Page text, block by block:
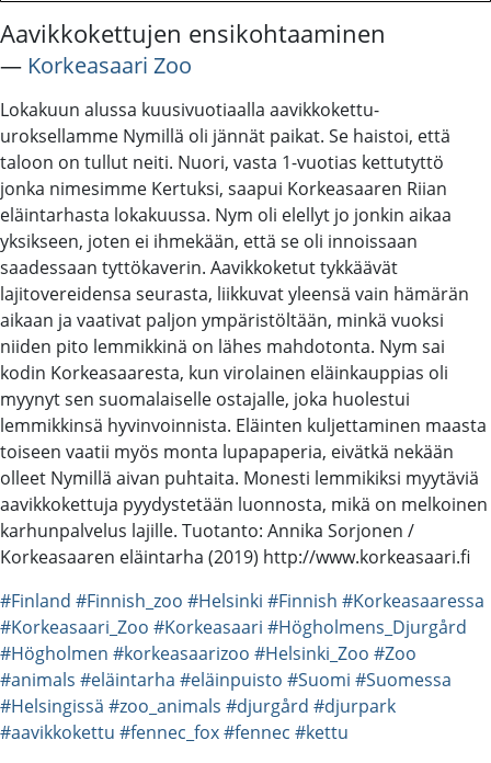
Aavikkokettujen ensikohtaaminen
― Korkeasaari Zoo
Lokakuun alussa kuusivuotiaalla aavikkokettu-
uroksellamme Nymillä oli jännät paikat. Se haistoi, että
taloon on tullut neiti. Nuori, vasta 1-vuotias kettutyttö
jonka nimesimme Kertuksi, saapui Korkeasaaren Riian
eläintarhasta lokakuussa. Nym oli elellyt jo jonkin aikaa
yksikseen, joten ei ihmekään, että se oli innoissaan
saadessaan tyttökaverin. Aavikkoketut tykkäävät
lajitovereidensa seurasta, liikkuvat yleensä vain hämärän
aikaan ja vaativat paljon ympäristöltään, minkä vuoksi
niiden pito lemmikkinä on lähes mahdotonta. Nym sai
kodin Korkeasaaresta, kun virolainen eläinkauppias oli
myynyt sen suomalaiselle ostajalle, joka huolestui
lemmikkinsä hyvinvoinnista. Eläinten kuljettaminen maasta
toiseen vaatii myös monta lupapaperia, eivätkä nekään
olleet Nymillä aivan puhtaita. Monesti lemmikiksi myytäviä
aavikkokettuja pyydystetään luonnosta, mikä on melkoinen
karhunpalvelus lajille. Tuotanto: Annika Sorjonen /
Korkeasaaren eläintarha (2019) http://www.korkeasaari.fi
#Finland #Finnish_zoo #Helsinki #Finnish #Korkeasaaressa
#Korkeasaari_Zoo #Korkeasaari #Högholmens_Djurgård
#Högholmen #korkeasaarizoo #Helsinki_Zoo #Zoo
#animals #eläintarha #eläinpuisto #Suomi #Suomessa
#Helsingissä #zoo_animals #djurgård #djurpark
#aavikkokettu #fennec_fox#fennec #kettu